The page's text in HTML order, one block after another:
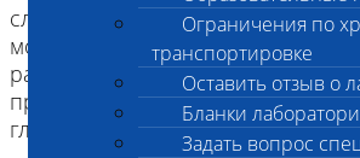
Ограничения по
транспортировке
Оставить отзыв о
Бланки
Задать вопрос
случаев. Однако, бактерии рода
могут играть
разрушать защитный барьер и
проникновению других
глубокие ткани.